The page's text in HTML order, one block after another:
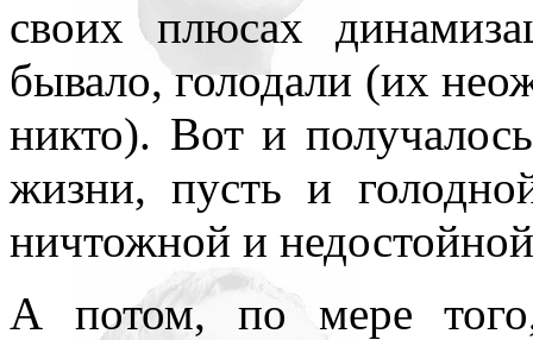
своих плюсах
бывало, голодали (их
никто). Вот и
жизни, пусть и
ничтожной и
А потом, по мере